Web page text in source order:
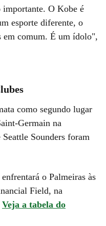
importante. O Kobe é
esporte diferente, o
em comum. É um ídolo",
como segundo lugar
Germain na
Sounders foram
o Palmeiras às
Field, na
Veja a tabela do